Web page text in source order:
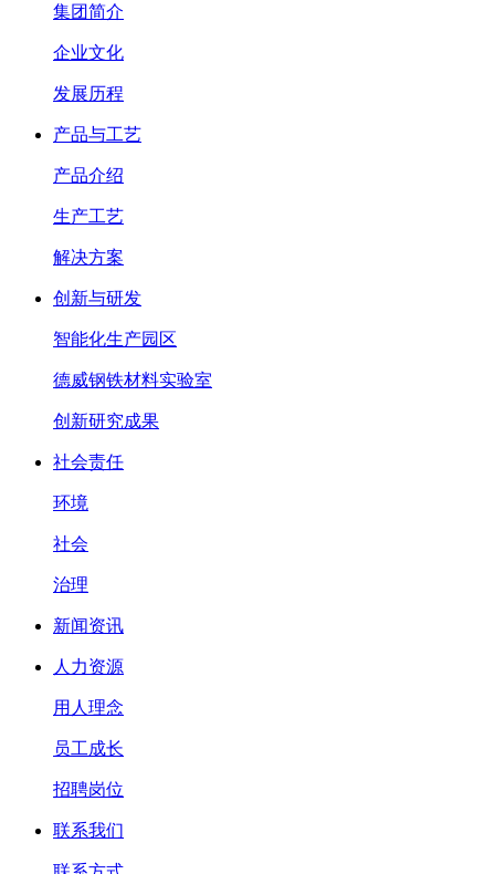
集团简介
企业文化
发展历程
产品与工艺
产品介绍
生产工艺
解决方案
创新与研发
智能化生产园区
德威钢铁材料实验室
创新研究成果
社会责任
环境
社会
治理
新闻资讯
人力资源
用人理念
员工成长
招聘岗位
联系我们